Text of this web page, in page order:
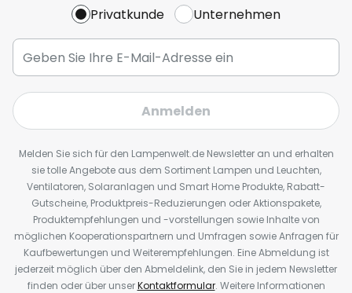
Privatkunde Unternehmen
Anmelden
Melden Sie sich für den Lampenwelt.de Newsletter an und erhalten
sie tolle Angebote aus dem Sortiment Lampen und Leuchten,
Ventilatoren, Solaranlagen und Smart Home Produkte, Rabatt-
Gutscheine, Produktpreis-Reduzierungen oder Aktionspakete,
Produktempfehlungen und -vorstellungen sowie Inhalte von
möglichen Kooperationspartnern und Umfragen sowie Anfragen für
Kaufbewertungen und Weiterempfehlungen. Eine Abmeldung ist
jederzeit möglich über den Abmeldelink, den Sie in jedem Newsletter
finden oder über unserKontaktformular. Weitere Informationen